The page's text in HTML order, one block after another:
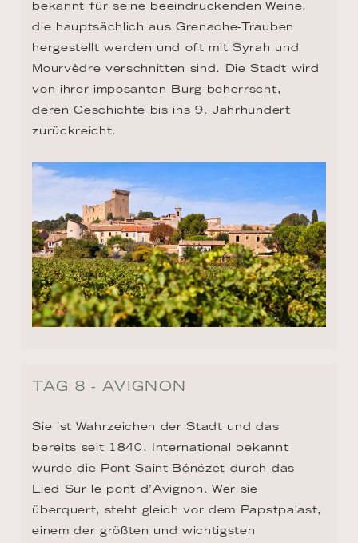
bekannt für seine beeindruckenden Weine,
die hauptsächlich aus Grenache-Trauben
hergestellt werden und oft mit Syrah und
Mourvèdre verschnitten sind. Die Stadt wird
von ihrer imposanten Burg beherrscht,
deren Geschichte bis ins 9. Jahrhundert
zurückreicht.
TAG 8 - AVIGNON
Sie ist Wahrzeichen der Stadt und das
bereits seit 1840. International bekannt
wurde die Pont Saint-Bénézet durch das
Lied Sur le pont d’Avignon. Wer sie
überquert, steht gleich vor dem Papstpalast,
einem der größten und wichtigsten